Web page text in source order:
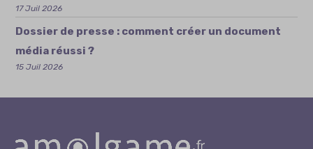
17 Juil 2026
Dossier de presse : comment créer un document
média réussi ?
15 Juil 2026